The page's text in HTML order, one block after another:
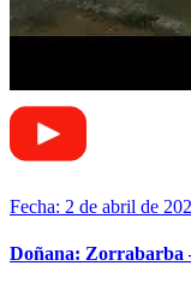
Fecha: 2 de abril de
Doñana: Zorrabarba